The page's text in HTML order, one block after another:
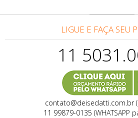
LIGUE E FAÇA SEU
11
contato@deisedatti.com.br
11 99879-0135 (WHATSAPP